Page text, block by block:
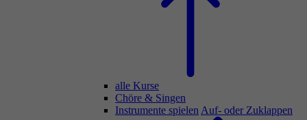
alle Kurse
Chöre & Singen
Instrumente spielen Auf- oder Zuklappen